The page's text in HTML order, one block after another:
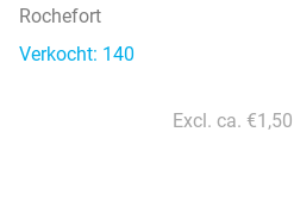
Rochefort
Verkocht: 140
Excl. ca.